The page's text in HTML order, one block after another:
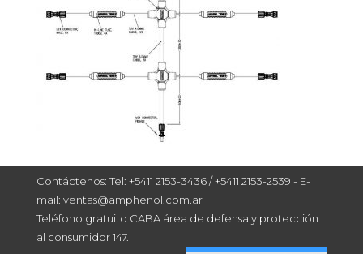
Contáctenos: Tel: +5411 2153-3436 / +5411 2153-2539 - E-
mail: ventas@amphenol.com.ar
Teléfono gratuito CABA área de defensa y protección
al consumidor 147.